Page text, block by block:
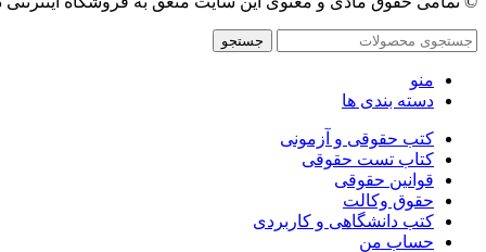
جستجو
منو
دسته بندی ها
کتب حقوقی و آزمونی
کتاب تست حقوقی
قوانین حقوقی
حقوق وکالت
کتب دانشگاهی و کاربردی
حساب من